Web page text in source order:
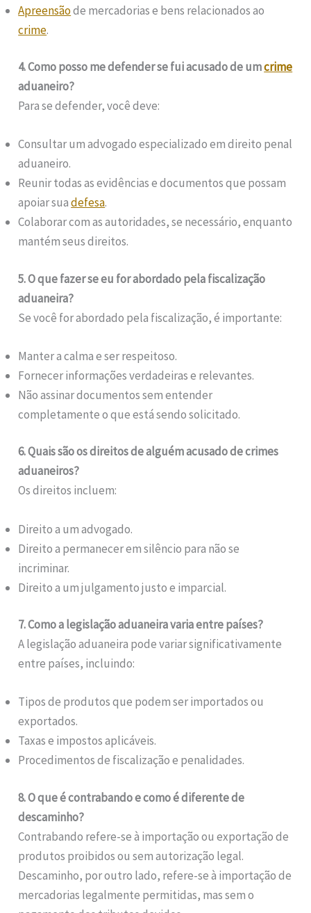
Apreensãode mercadorias e bens relacionados ao
crime.
4. Como posso me defender se fui acusado de umcrime
aduaneiro?
Para se defender, você deve:
Consultar um advogado especializado em direito penal
aduaneiro.
Reunir todas as evidências e documentos que possam
apoiar suadefesa.
Colaborar com as autoridades, se necessário, enquanto
mantém seus direitos.
5. O que fazer se eu for abordado pela fiscalização
aduaneira?
Se você for abordado pela fiscalização, é importante:
Manter a calma e ser respeitoso.
Fornecer informações verdadeiras e relevantes.
Não assinar documentos sem entender
completamente o que está sendo solicitado.
6. Quais são os direitos de alguém acusado de crimes
aduaneiros?
Os direitos incluem:
Direito a um advogado.
Direito a permanecer em silêncio para não se
incriminar.
Direito a um julgamento justo e imparcial.
7. Como a legislação aduaneira varia entre países?
A legislação aduaneira pode variar significativamente
entre países, incluindo:
Tipos de produtos que podem ser importados ou
exportados.
Taxas e impostos aplicáveis.
Procedimentos de fiscalização e penalidades.
8. O que é contrabando e como é diferente de
descaminho?
Contrabando refere-se à importação ou exportação de
produtos proibidos ou sem autorização legal.
Descaminho, por outro lado, refere-se à importação de
mercadorias legalmente permitidas, mas sem o